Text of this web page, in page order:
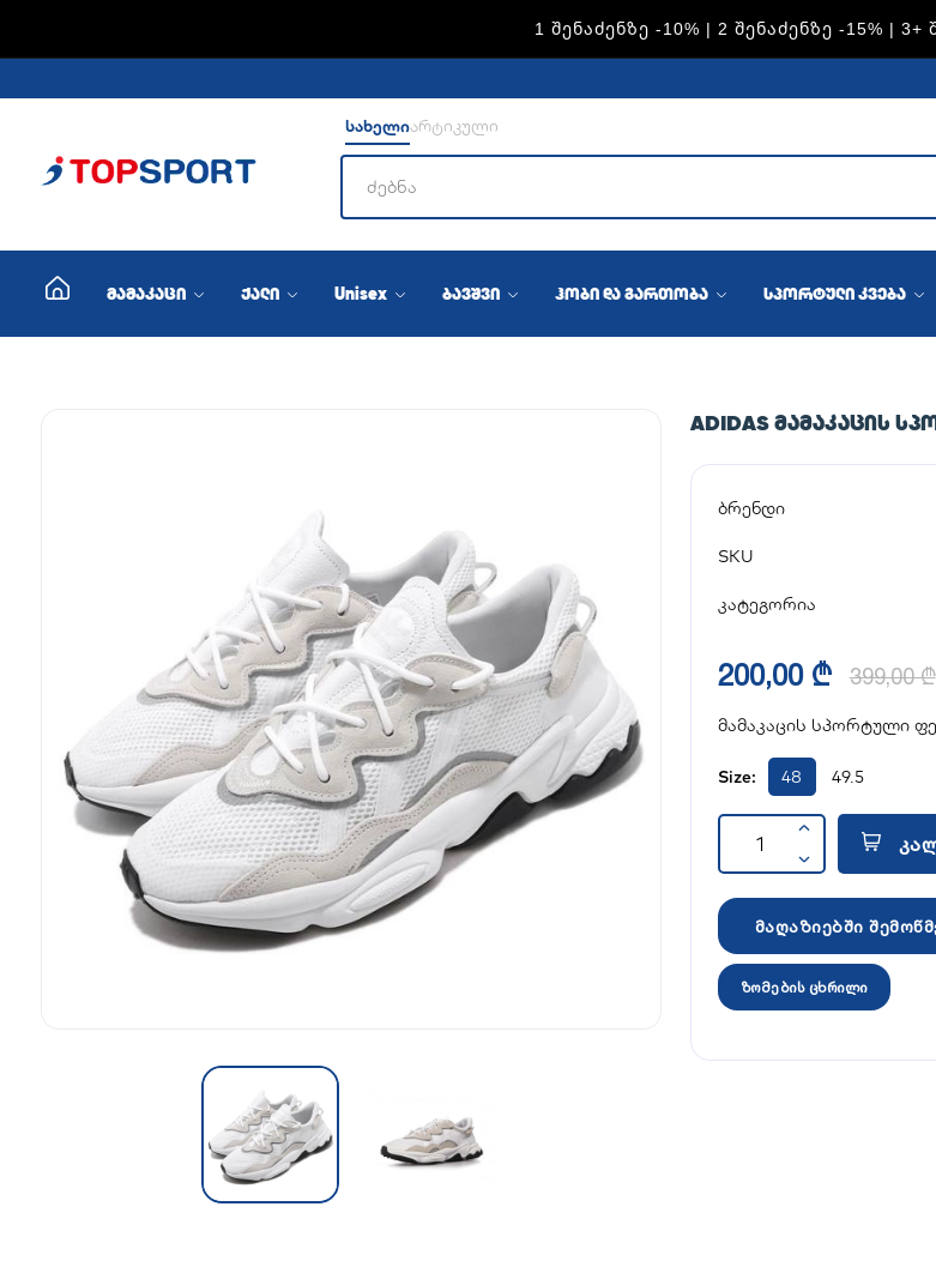
1 ᲨᲔᲜᲐᲫᲔᲜᲖᲔ -10% | 2 ᲨᲔᲜᲐᲫᲔᲜᲖᲔ -15% | 3+
სახელიარტიკული
მამაკაცი ქალი Unisex ბავშვი ჰობი და გართობა სპორტული კვება
ADIDAS ᲛᲐᲛᲐᲙᲐᲪᲘᲡ
ბრენდი
SKU
კატეგორია
200,00 ₾ 399,00 ₾
მამაკაცის სპორტული
Size: 48 49.5
მაღაზიებში
ზომების ცხრილი